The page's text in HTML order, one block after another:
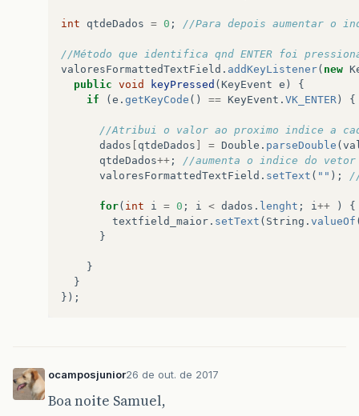
int qtdeDados = 0 ; //Para depois aumentar o
//Método que identifica qnd ENTER foi
valoresFormattedTextField . addKeyListener( new
public void keyPressed (KeyEvent e )
{
if
(e . getKeyCode () == KeyEvent . VK_ENTER ) {
//Atribui o valor ao proximo indice a
dados [ qtdeDados ] = Double . parseDouble (
qtdeDados++ ;
//aumenta o indice do
valoresFormattedTextField . setText ( "" );
for( int i = 0 ; i < dados . lenght ; i ++ )
{
textfield_maior . setText ( String . valueOf
}
}
}
});
ocamposjunior26 de out. de 2017
Boa noite Samuel,